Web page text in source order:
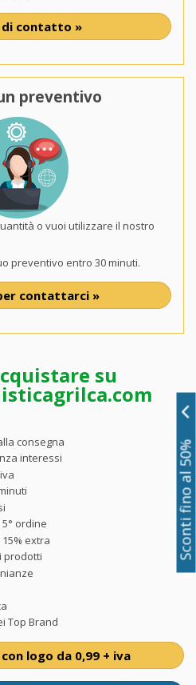
di contatto »
preventivo
o vuoi utilizzare il nostro
preventivo entro 30 minuti.
contattarci »
su
consegna
interessi
ordine
extra
prodotti
Top Brand
logo da 0,99 + iva
Sconti fino al 50%